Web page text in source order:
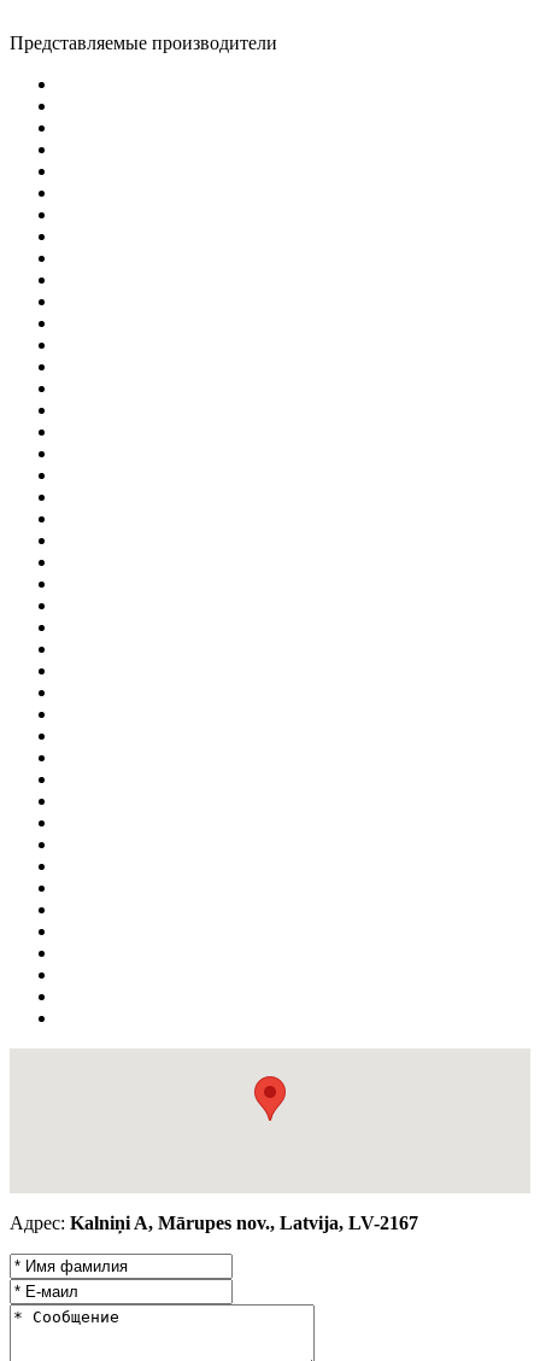
Представляемые производители
Адрес: Kalniņi A, Mārupes nov., Latvija, LV-2167